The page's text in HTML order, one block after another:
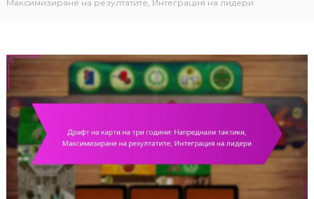
Максимизиране на резултатите, Интеграция на лидери